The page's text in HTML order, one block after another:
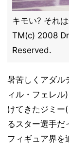
キモい? それ
TM(c) 2008
Reserved.
暑苦しくアダル
ィル・フェレル
けてきたジミー
るスター選手だ
フィギュア界を